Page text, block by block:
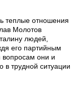
теплые отношения
Молотов
людей,
его партийным
они и
в трудной ситуации